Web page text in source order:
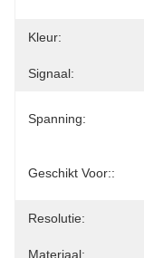
Kleur:
Signaal:
Spanning:
Geschikt Voor::
Resolutie:
Materiaal: